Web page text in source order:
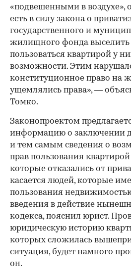
«подвешенными в воздухе»,
есть в силу закона о
государственного и
жилищного фонда выселить
пользоваться квартирой у
возможности. Этим
конституционное право на
ущемлялись права», —
Томко.
Законопроектом
информацию о заключении
и тем самым сведения о
прав пользования
которые отказались от
касается людей, которые
пользования
введения в действие
кодекса, пояснил юрист.
юридическую историю
которых сложилась
ситуация, будет намного
он.